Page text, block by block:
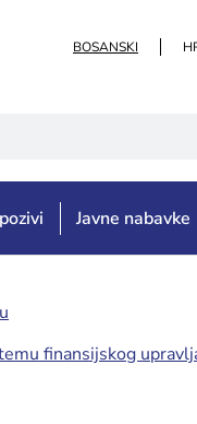
BOSANSKI
Javne nabavke
finansijskog